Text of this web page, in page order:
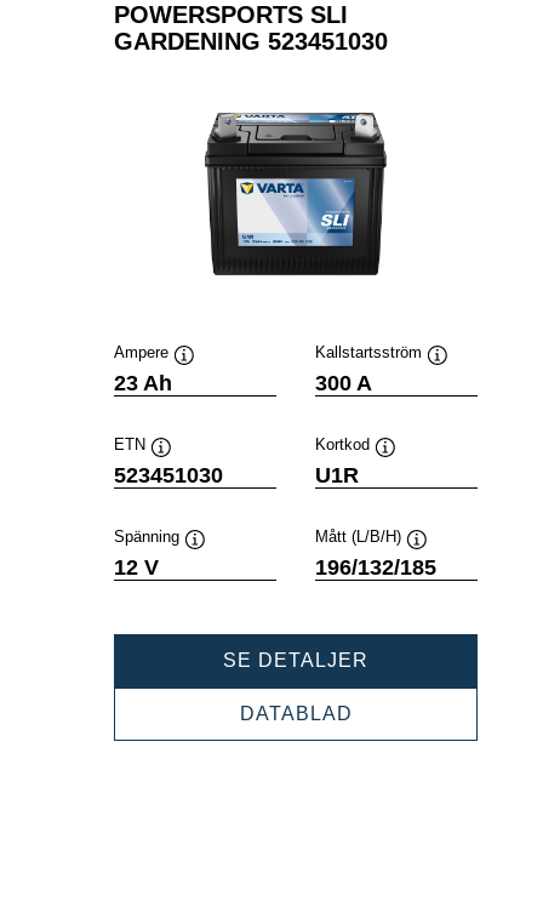
POWERSPORTS SLI
GARDENING 523451030
Ampere
23 Ah
Kallstartsström
300 A
ETN
Verktygstips
523451030
Kortkod
U1R
Spänning
12 V
Mått (L/B/H)
Verktygstips
196/132/185
SE DETALJER
DATABLAD